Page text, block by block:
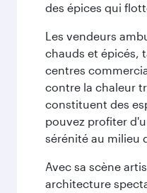
des épices qui
Les vendeurs
chauds et épicés,
centres
contre la chaleur
constituent des
pouvez profiter
sérénité au milieu
Avec sa scène
architecture